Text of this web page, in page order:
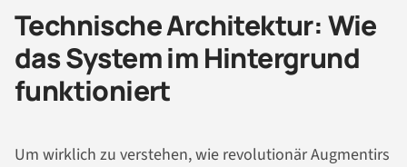
Technische Architektur: Wie
das System im Hintergrund
funktioniert
Um wirklich zu verstehen, wie revolutionär Augmentirs